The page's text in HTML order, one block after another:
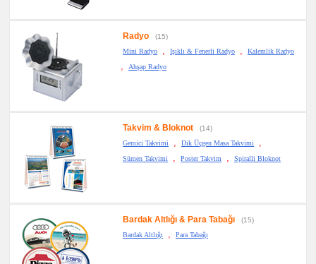
Radyo
(15)
Mini Radyo
Işıklı & Fenerli Radyo Kalemlik Radyo
Ahşap Radyo
Takvim & Bloknot
(14)
Gemici Takvimi
Dik Üçgen Masa Takvimi
Sümen Takvimi Poster Takvim Spiralli Bloknot
Bardak Altlığı & Para Tabağı
(15)
Bardak Altlığı
Para Tabağı